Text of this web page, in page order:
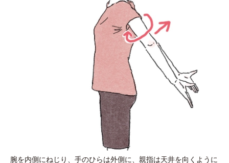
腕を内側にねじり、手のひらは外側に、親指は天井を向くように